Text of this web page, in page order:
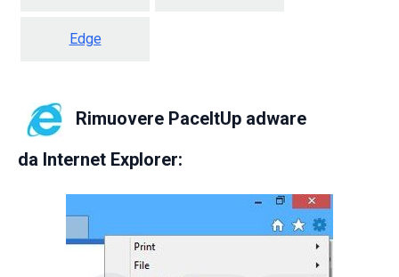
Edge
Rimuovere PaceItUp adware
da Internet Explorer: